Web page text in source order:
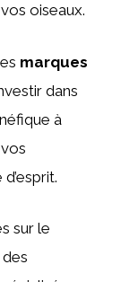
oiseaux.
marques
dans
à
sur le